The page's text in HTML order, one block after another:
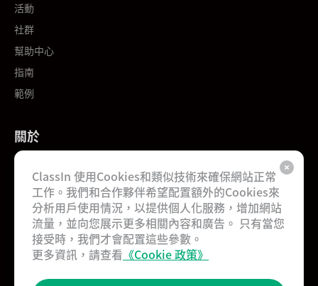
ClassIn 使用Cookies和類似技術來確保網站正常
工作。我們和合作夥伴希望配置額外的Cookies來
分析用戶使用情況，以提供個人化服務，增加網站
流量，並向您展示更多相關內容和廣告。 只有當您
接受時，我們才會配置這些參數。
更多資訊，請查看 《Cookie 政策》
活動
社群
幫助中心
指南
範例
關於
工作機會
聯絡我們
合作夥伴
用戶協議